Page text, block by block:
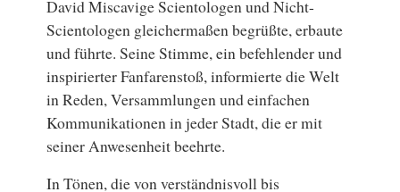
David Miscavige Scientologen und Nicht-
Scientologen gleichermaßen begrüßte, erbaute
und führte. Seine Stimme, ein befehlender und
inspirierter Fanfarenstoß, informierte die Welt
in Reden, Versammlungen und einfachen
Kommunikationen in jeder Stadt, die er mit
seiner Anwesenheit beehrte.
In Tönen, die von verständnisvoll bis